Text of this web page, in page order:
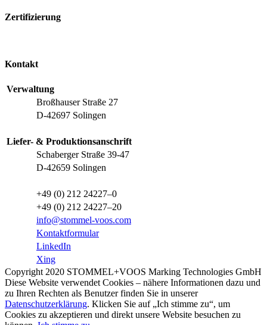
Zertifizierung
Kontakt
Verwaltung
Broßhauser Straße 27
D-42697 Solingen
Liefer- & Produktionsanschrift
Schaberger Straße 39-47
D-42659 Solingen
+49 (0) 212 24227–0
+49 (0) 212 24227–20
info@stommel-voos.com
Kontaktformular
LinkedIn
Xing
Copyright 2020 STOMMEL+VOOS Marking Technologies GmbH
Diese Website verwendet Cookies – nähere Informationen dazu und
zu Ihren Rechten als Benutzer finden Sie in unserer
Datenschutzerklärung. Klicken Sie auf „Ich stimme zu“, um
Cookies zu akzeptieren und direkt unsere Website besuchen zu